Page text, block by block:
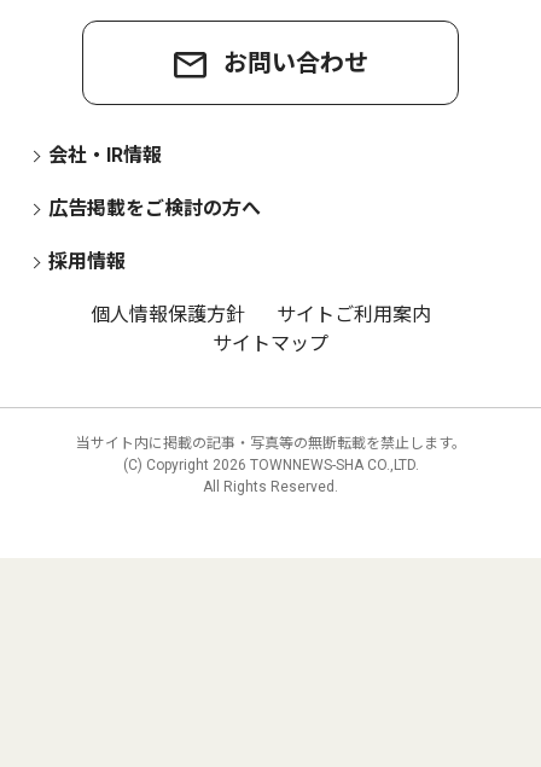
お問い合わせ
会社・IR情報
広告掲載をご検討の方へ
採用情報
個人情報保護方針
サイトご利用案内
サイトマップ
当サイト内に掲載の記事・写真等の無断転載を禁止します。
(C) Copyright 2026 TOWNNEWS-SHA CO.,LTD.
All Rights Reserved.